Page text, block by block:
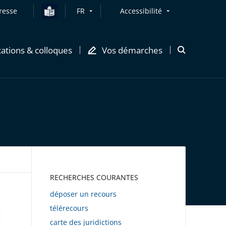
FR Accessibilité
& colloques Vos démarches
Ouvrir
RECHERCHES COURANTES
déposer un recours
télérecours
carte des juridictions